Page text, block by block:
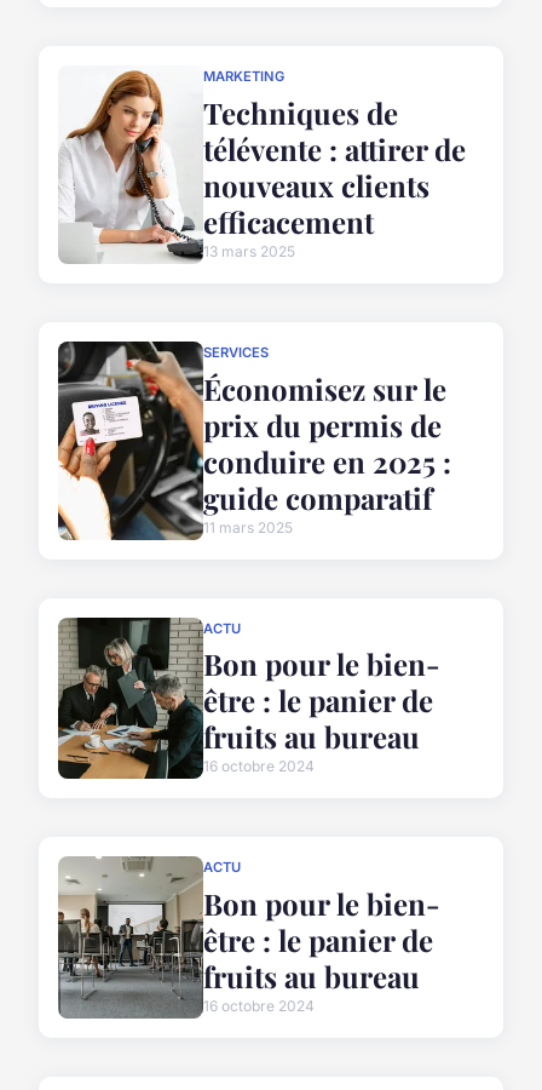
MARKETING
Techniques de
télévente : attirer de
nouveaux clients
efficacement
13 mars 2025
SERVICES
Économisez sur le
prix du permis de
conduire en 2025 :
guide comparatif
11 mars 2025
ACTU
Bon pour le bien-
être : le panier de
fruits au bureau
16 octobre 2024
ACTU
Bon pour le bien-
être : le panier de
fruits au bureau
16 octobre 2024